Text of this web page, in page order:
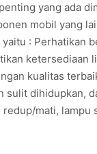
yang ada
mobil yang
: Perhatikan
ketersediaan
kualitas
sulit dihidupkan,
mati,